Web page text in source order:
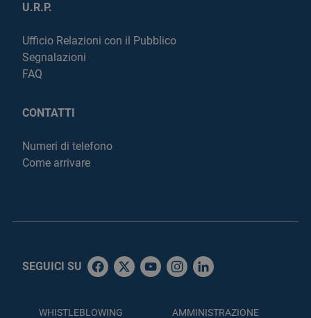
U.R.P.
Ufficio Relazioni con il Pubblico
Segnalazioni
FAQ
CONTATTI
Numeri di telefono
Come arrivare
SEGUICI SU
WHISTLEBLOWING AMMINISTRAZIONE